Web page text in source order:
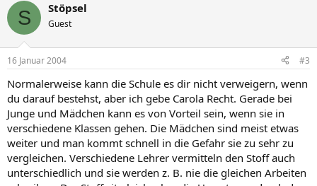
S Stöpsel
Guest
16 Januar 2004 #3
Normalerweise kann die Schule es dir nicht verweigern, wenn
du darauf bestehst, aber ich gebe Carola Recht. Gerade bei
Junge und Mädchen kann es von Vorteil sein, wenn sie in
verschiedene Klassen gehen. Die Mädchen sind meist etwas
weiter und man kommt schnell in die Gefahr sie zu sehr zu
vergleichen. Verschiedene Lehrer vermitteln den Stoff auch
unterschiedlich und sie werden z. B. nie die gleichen Arbeiten